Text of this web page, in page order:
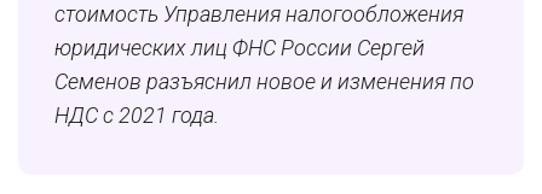
стоимость Управления налогообложения
юридических лиц ФНС России Сергей
Семенов разъяснил новое и изменения по
НДС с 2021 года.